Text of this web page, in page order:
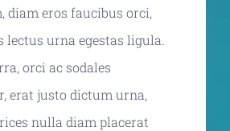
diam eros faucibus orci,
lectus urna egestas ligula.
orci ac sodales
erat justo dictum urna,
nulla diam placerat